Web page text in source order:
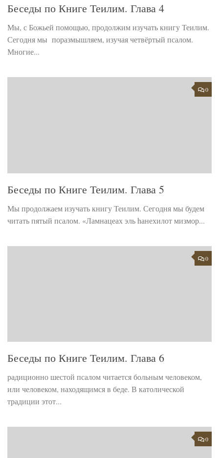
Беседы по Книге Теилим. Глава 4
Мы, с Божьей помощью, продолжим изучать книгу Теилим.
Сегодня мы поразмышляем, изучая четвёртый псалом.
Многие...
0
Беседы по Книге Теилим. Глава 5
Мы продолжаем изучать книгу Теилим. Сегодня мы будем
читать пятый псалом. «Ламнацеах эль hанехилот мизмор...
0
Беседы по Книге Теилим. Глава 6
радиционно шестой псалом читается больным человеком,
или человеком, находящимся в беде. В католической
традиции этот...
0